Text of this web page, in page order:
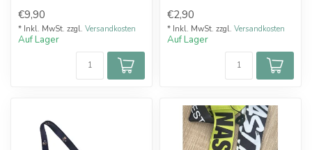
Ersatztüren...
€9,90
* Inkl. MwSt. zzgl. Versandkosten
Auf Lager
€2,90
* Inkl. MwSt. zzgl. Versandkosten
Auf Lager